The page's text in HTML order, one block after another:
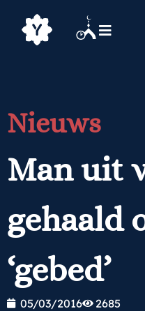
Nieuws
Man uit
gehaald
‘gebed’
05/03/2016 2685